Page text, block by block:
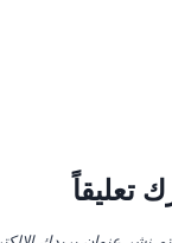
تعليقاً